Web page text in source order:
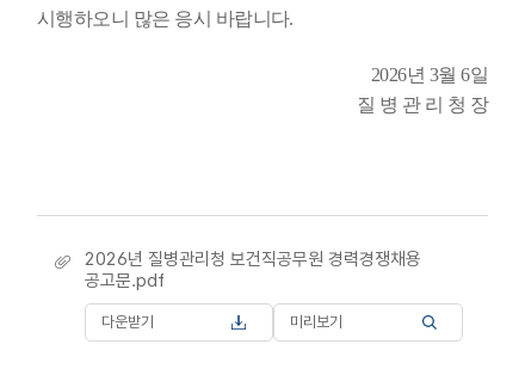
시행하오니 많은 응시 바랍니다.
2026년 3월 6일
질 병 관 리 청 장
2026년 질병관리청 보건직공무원 경력경쟁채용
공고문.pdf
다운받기 미리보기